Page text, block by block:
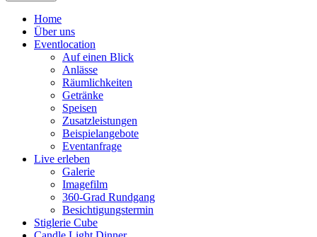
Home
Über uns
Eventlocation
Auf einen Blick
Anlässe
Räumlichkeiten
Getränke
Speisen
Zusatzleistungen
Beispielangebote
Eventanfrage
Live erleben
Galerie
Imagefilm
360-Grad Rundgang
Besichtigungstermin
Stiglerie Cube